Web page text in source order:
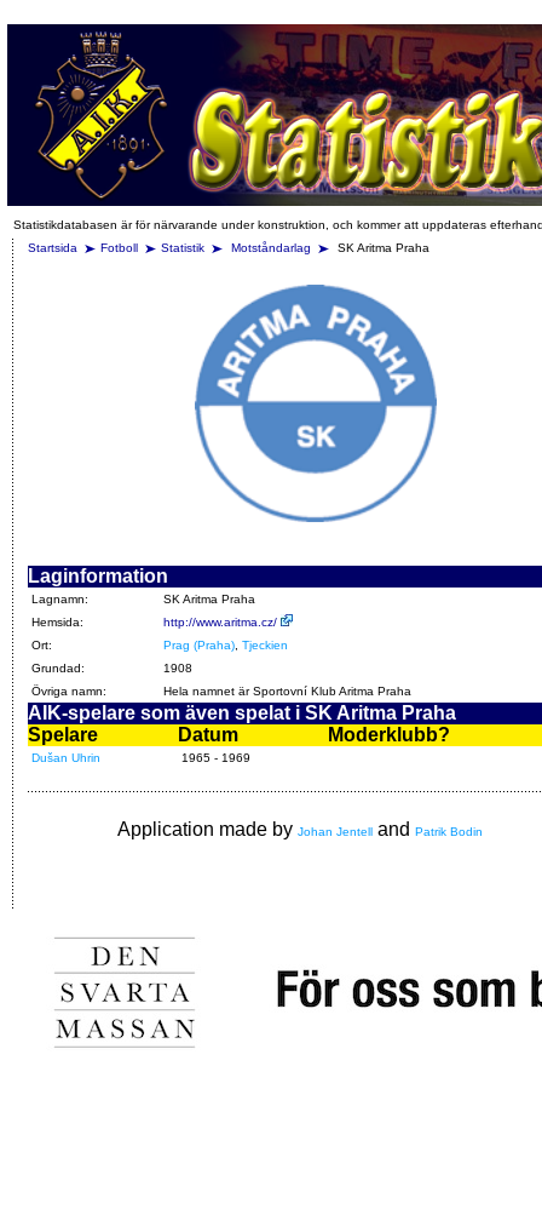
Statistikdatabasen är för närvarande under konstruktion, och kommer att uppdateras
Startsida
Fotboll Statistik Motståndarlag SK Aritma Praha
Laginformation
Lagnamn:
SK Aritma Praha
Hemsida:
http://www.aritma.cz/
Ort:
Prag (Praha) Tjeckien
Grundad:
1908
Övriga namn:
Hela namnet är Sportovní Klub Aritma Praha
AIK-spelare som även spelat i SK Aritma Praha
Spelare
Datum Moderklubb?
Dušan Uhrin 1965 - 1969
Application made by Johan Jentell and Patrik Bodin